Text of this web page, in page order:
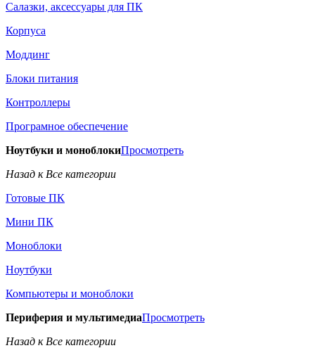
Салазки, аксессуары для ПК
Корпуса
Моддинг
Блоки питания
Контроллеры
Програмное обеспечение
Ноутбуки и моноблокиПросмотреть
Назад к Все категории
Готовые ПК
Мини ПК
Моноблоки
Ноутбуки
Компьютеры и моноблоки
Периферия и мультимедиаПросмотреть
Назад к Все категории